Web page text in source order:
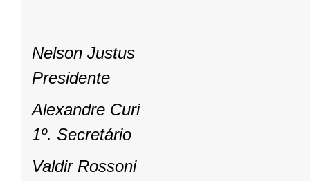
Nelson Justus
Presidente
Alexandre Curi
1º. Secretário
Valdir Rossoni